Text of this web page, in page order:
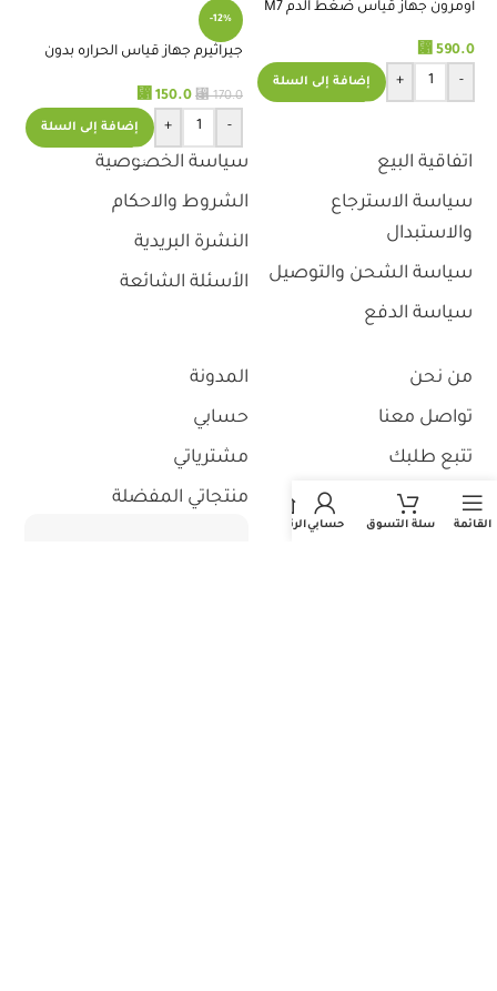
أومرون جهاز قياس ضغط الدم M7
⃁ 590.0
-
+ إضافة إلى السلة
-12%
جيراثيرم جهاز قياس الحراره بدون
⃁170.0
⃁ 150.0
-
+ إضافة إلى السلة
اتفاقية البيع
سياسة الاسترجاع
والاستبدال
سياسة الشحن والتوصيل
سياسة الدفع
سياسة الخصوصية
الشروط والاحكام
النشرة البريدية
الأسئلة الشائعة
من نحن
تواصل معنا
تتبع طلبك
استثمر معنا
المدونة
حسابي
مشترياتي
منتجاتي المفضلة
القائمة سلة التسوق حسابيالرئيسية